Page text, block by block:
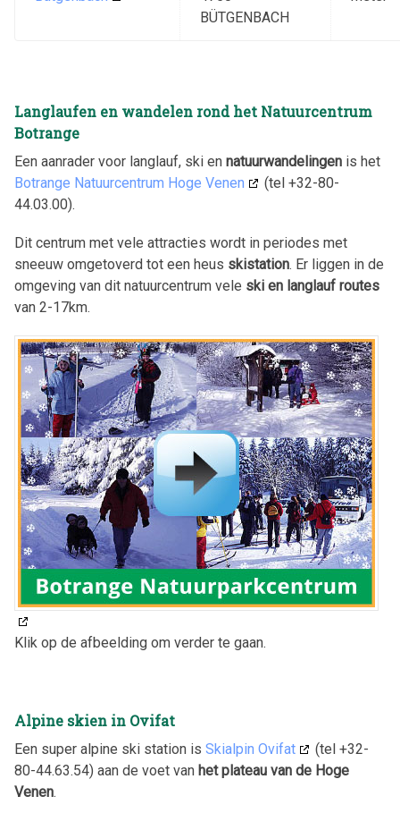
BÜTGENBACH
Langlaufen en wandelen rond het Natuurcentrum
Botrange
Een aanrader voor langlauf, ski en natuurwandelingen is het
Botrange Natuurcentrum Hoge Venen
(tel +32-80-
44.03.00).
Dit centrum met vele attracties wordt in periodes met
sneeuw omgetoverd tot een heus skistation. Er liggen in de
omgeving van dit natuurcentrum vele ski en langlauf routes
van 2-17km.
Klik op de afbeelding om verder te gaan.
Alpine skien in Ovifat
Een super alpine ski station is Skialpin Ovifat
(tel +32-
80-44.63.54) aan de voet van het plateau van de Hoge
Venen.